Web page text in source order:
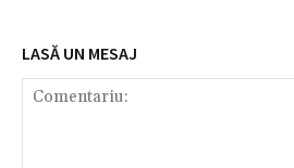
LASĂ UN MESAJ